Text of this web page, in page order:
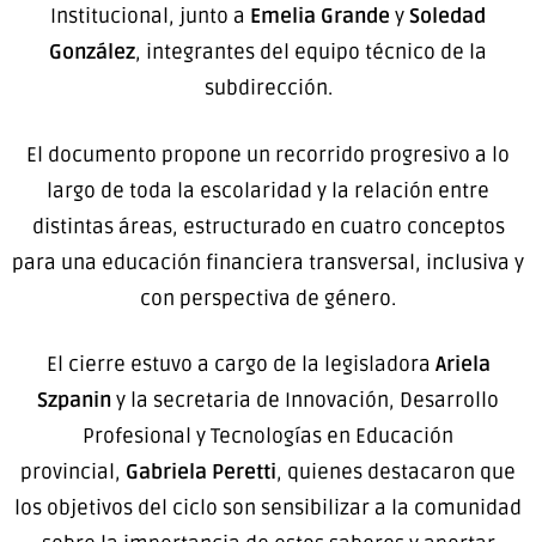
Institucional, junto a Emelia Grande ySoledad
González, integrantes del equipo técnico de la
subdirección.
El documento propone un recorrido progresivo a lo
largo de toda la escolaridad y la relación entre
distintas áreas, estructurado en cuatro conceptos
para una educación financiera transversal, inclusiva y
con perspectiva de género.
El cierre estuvo a cargo de la legisladora Ariela
Szpaniny la secretaria de Innovación, Desarrollo
Profesional y Tecnologías en Educación
provincial, Gabriela Peretti, quienes destacaron que
los objetivos del ciclo son sensibilizar a la comunidad